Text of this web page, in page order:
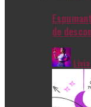
de